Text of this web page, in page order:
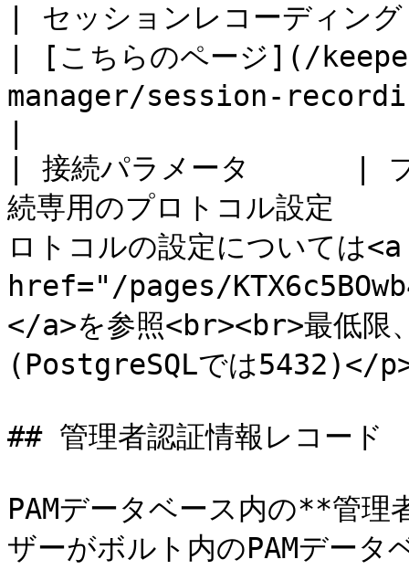
| セッションレコーディ
| [こちらのページ](/
manager/session-
| 接続パラメータ      | プ
続専用のプロトコル設
ロトコルの設定については<a
href="/pages/
</a>を参照<br><br>最低限
(PostgreSQLでは5432)</
## 管理者認証情報レコード
PAMデータベース内の**管
ザーがボルト内のPAMデー